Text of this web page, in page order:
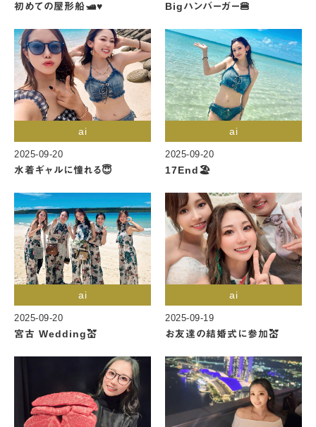
初めての屋形船🛥️♥️ Bigハンバーガー🍔
ai
2025-09-20
水着ギャルに憧れる😇
ai
2025-09-20
17End🏖️
ai
2025-09-20
宮古 Wedding💒
ai
2025-09-19
お友達の結婚式に参加💒